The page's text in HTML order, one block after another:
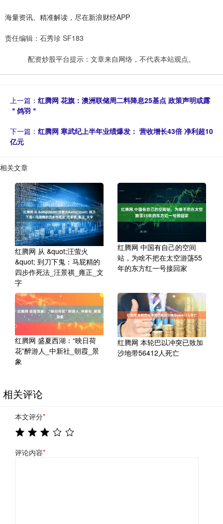
海量资讯、精准解读，尽在新浪财经APP
责任编辑：石秀珍 SF183
配资炒股平台提示：文章来自网络，不代表本站观点。
上一篇： 红腾网 花旗：澳洲联储周二料降息25基点 政策声明或露
＂鸽羽＂
下一篇： 红腾网 寒武纪上半年业绩爆发： 营收增长43倍 净利超10
亿元
相关文章
红腾网 从 &quot;汪萤火
&quot; 到刀下鬼：马屁精的
四步作死法_汪景祺_雍正_文
字
红腾网 中国有自己的空间
站，为啥不把在太空游荡55
年的东方红一号接回家
红腾网 盛夏西湖：“映日荷
花”醉游人_中新社_朝霞_景
象
红腾网 本轮巴以冲突已致加
沙地带56412人死亡
相关评论
本文评分*
评论内容*